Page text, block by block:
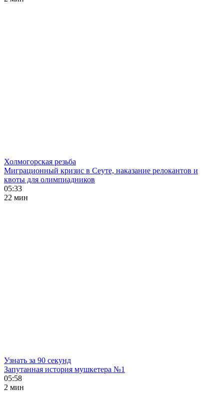
Холмогорская резьба
Миграционный кризис в Сеуте, наказание релокантов и
квоты для олимпиадников
05:33
22 мин
Узнать за 90 секунд
Запутанная история мушкетера №1
05:58
2 мин